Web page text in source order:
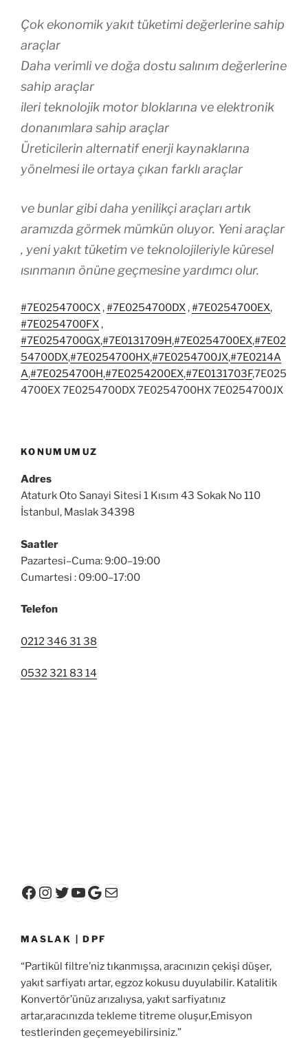
Çok ekonomik yakıt tüketimi değerlerine sahip
araçlar
Daha verimli ve doğa dostu salınım değerlerine
sahip araçlar
ileri teknolojik motor bloklarına ve elektronik
donanımlara sahip araçlar
Üreticilerin alternatif enerji kaynaklarına
yönelmesi ile ortaya çıkan farklı araçlar
ve bunlar gibi daha yenilikçi araçları artık
aramızda görmek mümkün oluyor. Yeni araçlar
, yeni yakıt tüketim ve teknolojileriyle küresel
ısınmanın önüne geçmesine yardımcı olur.
#7E0254700CX,#7E0254700DX,#7E0254700EX,
#7E0254700FX,
#7E0254700GX,#7E0131709H,#7E0254700EX,#7E02
54700DX,#7E0254700HX,#7E0254700JX,#7E0214A
A,#7E0254700H,#7E0254200EX,#7E0131703F,7E025
4700EX 7E0254700DX 7E0254700HX 7E0254700JX
KONUMUMUZ
Adres
Ataturk Oto Sanayi Sitesi 1 Kısım 43 Sokak No 110
İstanbul, Maslak 34398
Saatler
Pazartesi–Cuma: 9:00–19:00
Cumartesi : 09:00–17:00
Telefon
0212 346 31 38
0532 321 83 14
Facebook
Instagram
Twitter
YouTube
Google
E-posta
MASLAK | DPF
“Partikül filtre’niz tıkanmışsa, aracınızın çekişi düşer,
yakıt sarfiyatı artar, egzoz kokusu duyulabilir. Katalitik
Konvertör’ünüz arızalıysa, yakıt sarfiyatınız
artar,aracınızda tekleme titreme oluşur,Emisyon
testlerinden geçemeyebilirsiniz.”